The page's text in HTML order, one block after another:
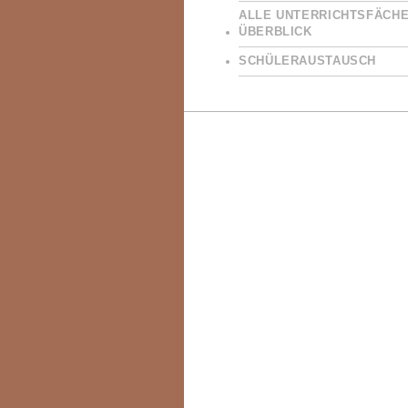
ALLE
ÜBERBLICK
SCHÜLERAUSTAUSCH